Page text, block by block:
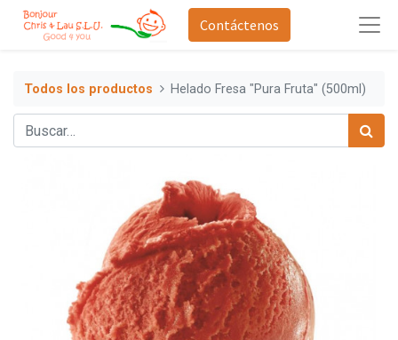
Contáctenos
Todos los productos Helado Fresa "Pura Fruta" (500ml)